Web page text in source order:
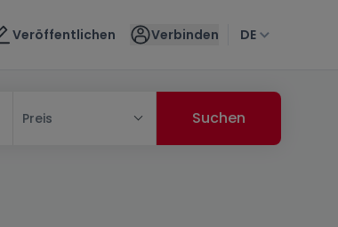
Veröffentlichen Verbinden DE
Preis